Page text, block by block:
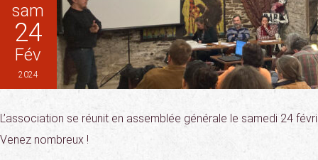
sam
24
Fév
2024
L’association se réunit en assemblée générale le samedi 24
Venez nombreux !